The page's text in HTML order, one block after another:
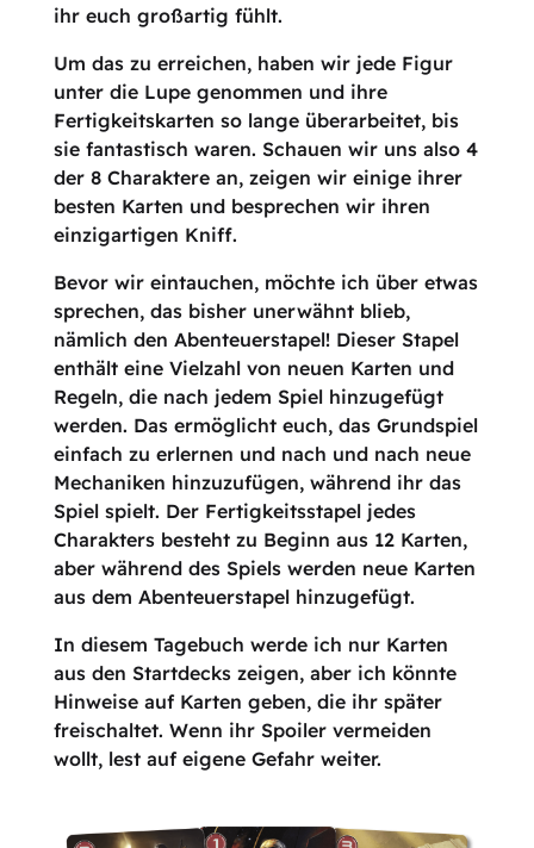
ihr euch großartig fühlt.
Um das zu erreichen, haben wir jede Figur
unter die Lupe genommen und ihre
Fertigkeitskarten so lange überarbeitet, bis
sie fantastisch waren. Schauen wir uns also 4
der 8 Charaktere an, zeigen wir einige ihrer
besten Karten und besprechen wir ihren
einzigartigen Kniff.
Bevor wir eintauchen, möchte ich über etwas
sprechen, das bisher unerwähnt blieb,
nämlich den Abenteuerstapel! Dieser Stapel
enthält eine Vielzahl von neuen Karten und
Regeln, die nach jedem Spiel hinzugefügt
werden. Das ermöglicht euch, das Grundspiel
einfach zu erlernen und nach und nach neue
Mechaniken hinzuzufügen, während ihr das
Spiel spielt. Der Fertigkeitsstapel jedes
Charakters besteht zu Beginn aus 12 Karten,
aber während des Spiels werden neue Karten
aus dem Abenteuerstapel hinzugefügt.
In diesem Tagebuch werde ich nur Karten
aus den Startdecks zeigen, aber ich könnte
Hinweise auf Karten geben, die ihr später
freischaltet. Wenn ihr Spoiler vermeiden
wollt, lest auf eigene Gefahr weiter.